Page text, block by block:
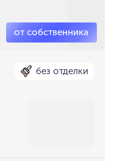
без отделки